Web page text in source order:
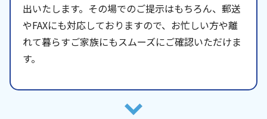
出いたします。その場でのご提示はもちろん、郵送
やFAXにも対応しておりますので、お忙しい方や離
れて暮らすご家族にもスムーズにご確認いただけま
す。